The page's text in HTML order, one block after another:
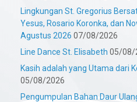
Lingkungan St. Gregorius
Yesus, Rosario Koronka, dan
Agustus 2026 07/08/2026
Line Dance St. Elisabeth 05/08/
Kasih adalah yang Utama dari
05/08/2026
Pengumpulan Bahan Daur